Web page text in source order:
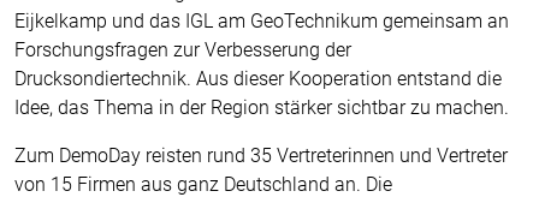
Eijkelkamp und das IGL am GeoTechnikum gemeinsam an
Forschungsfragen zur Verbesserung der
Drucksondiertechnik. Aus dieser Kooperation entstand die
Idee, das Thema in der Region stärker sichtbar zu machen.
Zum DemoDay reisten rund 35 Vertreterinnen und Vertreter
von 15 Firmen aus ganz Deutschland an. Die